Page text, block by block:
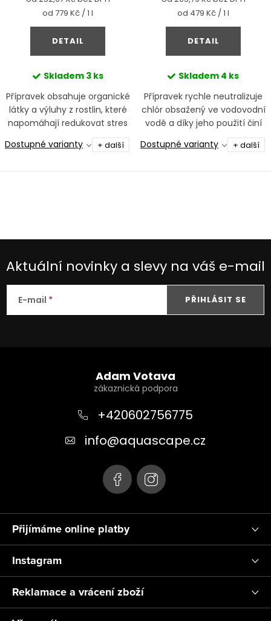
Měrná
cena:
od 779 Kč / 1 l
DETAIL
Skladem 3 ks
Přípravek obsahuje organické
látky a výluhy z rostlin, které
napomáhají redukovat stres
rybek a krevet a posilují
činnost prospěšných bakterií
Dostupné varianty + další
Měrná
cena:
od 479 Kč / 1 l
DETAIL
Skladem 4 ks
Přípravek rychle neutralizuje
chlór obsažený ve vodovodní
vodě a díky jeho použití činí
výměnu vody v akváriu
rychlou a bezpečnou
Dostupné varianty + další
á
d
a
Aktuální novinky a slevy na váš e-mail
E-mail PŘIHLÁSIT SE
Přijímáme online platby
Adam Votava
+420602756775
info@aquascape.cz
Instagram
Reklamace a vrácení zboží